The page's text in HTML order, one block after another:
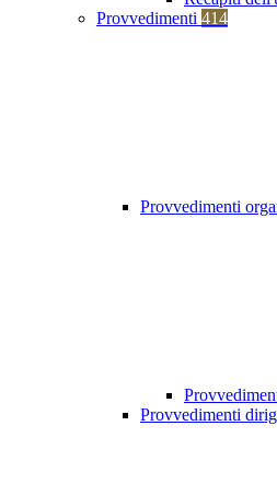
Provvedimenti 414
Provvedimenti
Provvedimenti